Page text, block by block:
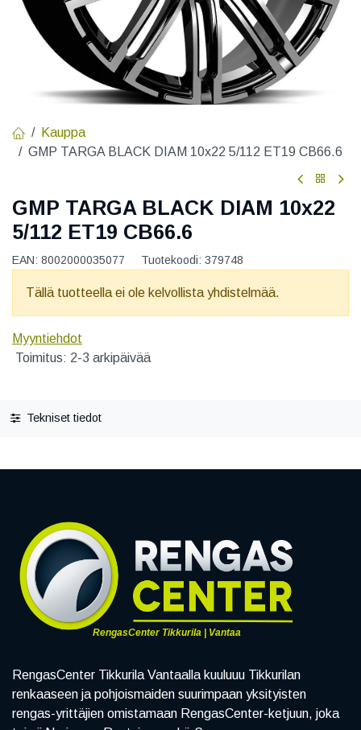
Kauppa
GMP TARGA BLACK DIAM 10x22 5/112 ET19 CB66.6
GMP TARGA BLACK DIAM 10x22
5/112 ET19 CB66.6
EAN: 8002000035077 Tuotekoodi: 379748
Tällä tuotteella ei ole kelvollista yhdistelmää.
Myyntiehdot
Toimitus: 2-3 arkipäivää
Tekniset tiedot
RengasCenter Tikkurila | Vantaa
RengasCenter Tikkurila Vantaalla kuuluuu Tikkurilan
renkaaseen ja pohjoismaiden suurimpaan yksityisten
rengas-yrittäjien omistamaan RengasCenter-ketjuun, joka